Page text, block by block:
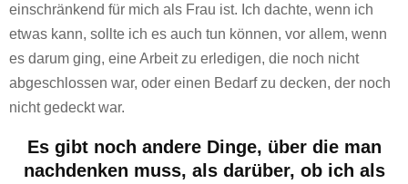
einschränkend für mich als Frau ist. Ich dachte, wenn ich
etwas kann, sollte ich es auch tun können, vor allem, wenn
es darum ging, eine Arbeit zu erledigen, die noch nicht
abgeschlossen war, oder einen Bedarf zu decken, der noch
nicht gedeckt war.
Es gibt noch andere Dinge, über die man
nachdenken muss, als darüber, ob ich als